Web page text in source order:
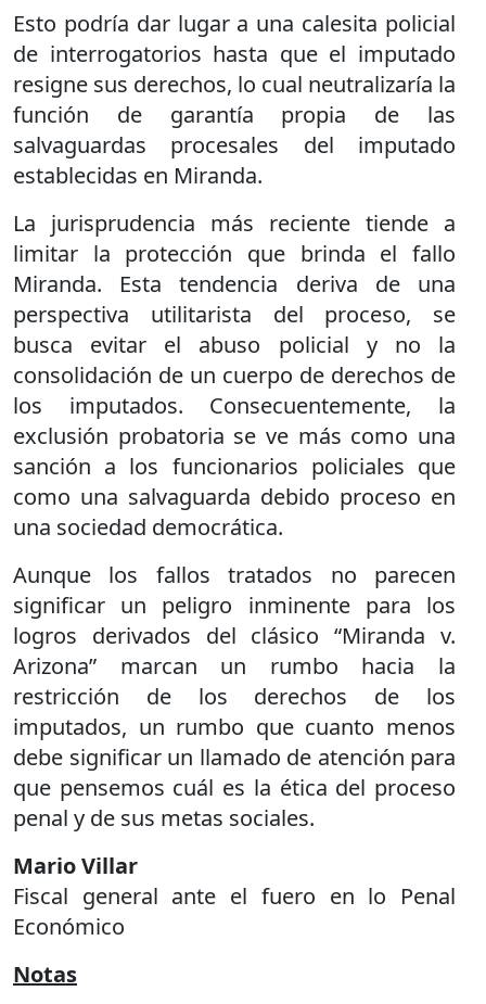
Esto podría dar lugar a una calesita policial
de interrogatorios hasta que el imputado
resigne sus derechos, lo cual neutralizaría la
función de garantía propia de las
salvaguardas procesales del imputado
establecidas en Miranda.
La jurisprudencia más reciente tiende a
limitar la protección que brinda el fallo
Miranda. Esta tendencia deriva de una
perspectiva utilitarista del proceso, se
busca evitar el abuso policial y no la
consolidación de un cuerpo de derechos de
los imputados. Consecuentemente, la
exclusión probatoria se ve más como una
sanción a los funcionarios policiales que
como una salvaguarda debido proceso en
una sociedad democrática.
Aunque los fallos tratados no parecen
significar un peligro inminente para los
logros derivados del clásico “Miranda v.
Arizona” marcan un rumbo hacia la
restricción de los derechos de los
imputados, un rumbo que cuanto menos
debe significar un llamado de atención para
que pensemos cuál es la ética del proceso
penal y de sus metas sociales.
Mario Villar
Fiscal general ante el fuero en lo Penal
Económico
Notas